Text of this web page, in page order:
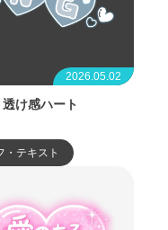
2026.05.02
透け感ハート
・テキスト